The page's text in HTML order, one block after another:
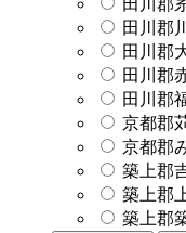
田川郡
田川郡
田川郡
田川郡
京都郡
京都郡
築上郡
築上郡
築上郡